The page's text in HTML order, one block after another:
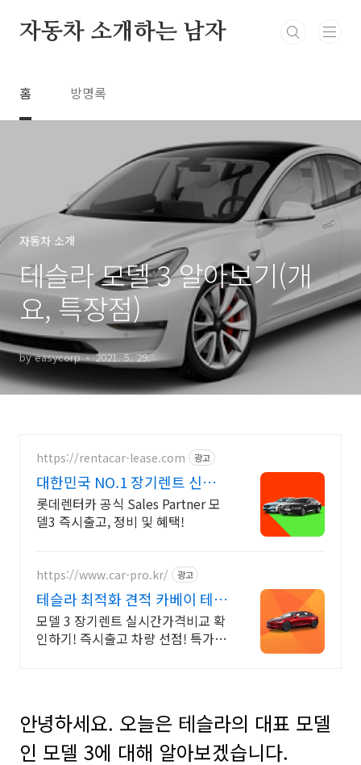
자동차 소개하는 남자
홈 방명록
자동차 소개
테슬라 모델 3 알아보기(개
요, 특장점)
by easycorp 2021. 5. 29.
https://rentacar-lease.com 광고
대한민국 NO.1 장기렌트 신차
를 구매하는 완벽한 방법
롯데렌터카 공식 Sales Partner 모
델3 즉시출고, 정비 및 혜택!
https://www.car-pro.kr/ 광고
테슬라 최적화 견적 카베이 테슬
라 특가차량 무료견적
모델 3 장기렌트 실시간가격비교 확
인하기! 즉시출고 차량 선점! 특가차
안녕하세요. 오늘은 테슬라의 대표 모델
인 모델 3에 대해 알아보겠습니다.